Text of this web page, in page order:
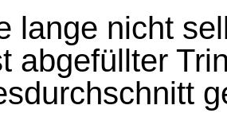
lange nicht
abgefüllter